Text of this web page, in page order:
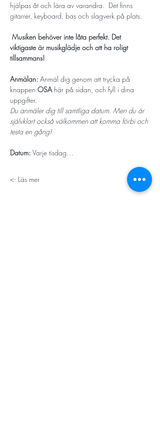
hjälpas åt och lära av varandra.  Det finns
gitarrer, keyboard, bas och slagverk på plats.
viktigaste är musikglädje och att ha roligt
tillsammans!
Anmälan: Anmäl dig genom att trycka på
knappen OSA här på sidan, och fyll i dina
uppgifter.
Du anmäler dig till samtliga datum. Men du är
självklart också välkommen att komma förbi och
testa en gång!
Datum: Varje tisdag…
Läs mer ->